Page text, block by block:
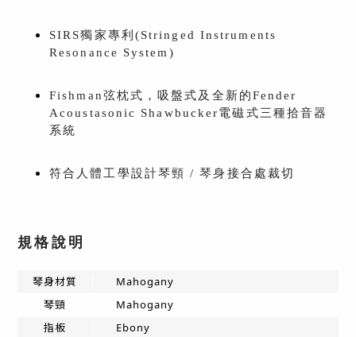
SIRS獨家專利(Stringed Instruments
Resonance System)
Fishman弦枕式，吸盤式及全新的Fender
Acoustasonic Shawbucker電磁式三種拾音器
系統
符合人體工學設計琴頸 / 琴身接合處裁切
規格說明
琴身材質
Mahogany
琴頸
Mahogany
指板
Ebony